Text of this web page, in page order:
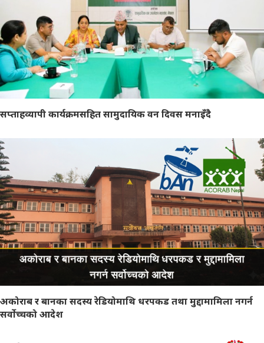
सप्ताहव्यापी कार्यक्रमसहित सामुदायिक वन दिवस मनाइँदै
अकोराब र बानका सदस्य रेडियोमाथि धरपकड तथा मुद्दामामिला नगर्न
सर्वोच्चको आदेश